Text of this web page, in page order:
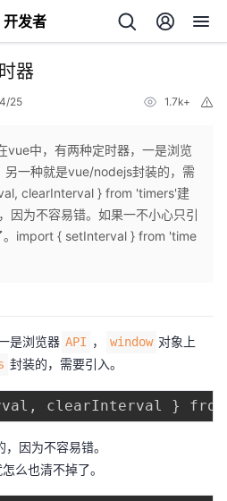
开发者
器
25 1.7k+
vue中，有两种定时器，一是浏览
一种就是vue/nodejs封装的，需
clearInterval } from 'timers'建
因为不容易错。如果一不小心只引
。import { setInterval } from 'time
是浏览器 API ， window 对象上
封装的，需要引入。
, clearInterval }
，因为不容易错。
么也清不掉了。